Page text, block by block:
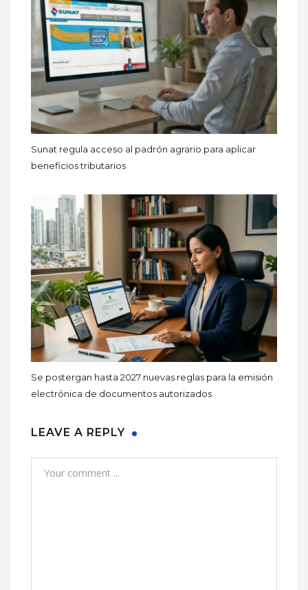
Sunat regula acceso al padrón agrario para aplicar
beneficios tributarios
Se postergan hasta 2027 nuevas reglas para la emisión
electrónica de documentos autorizados
LEAVE A REPLY